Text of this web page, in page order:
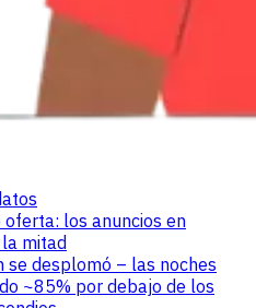
los anuncios en
la mitad
se desplomó – las noches
~85% por debajo de los